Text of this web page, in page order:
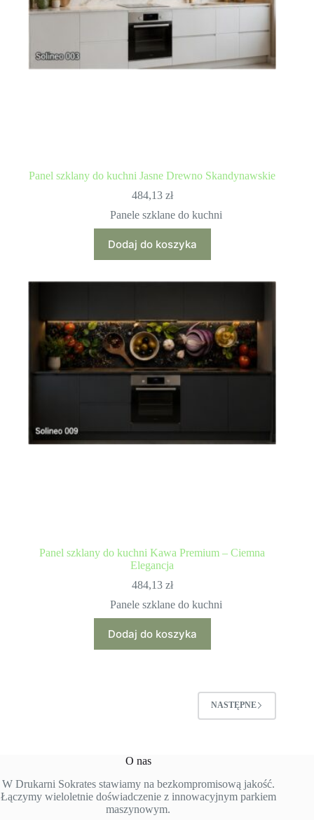
Panel szklany do kuchni Jasne Drewno Skandynawskie
484,13 zł
Panele szklane do kuchni
Dodaj do koszyka
Panel szklany do kuchni Kawa Premium – Ciemna
Elegancja
484,13 zł
Panele szklane do kuchni
Dodaj do koszyka
NASTĘPNE
O nas
W Drukarni Sokrates stawiamy na bezkompromisową jakość.
Łączymy wieloletnie doświadczenie z innowacyjnym parkiem
maszynowym.